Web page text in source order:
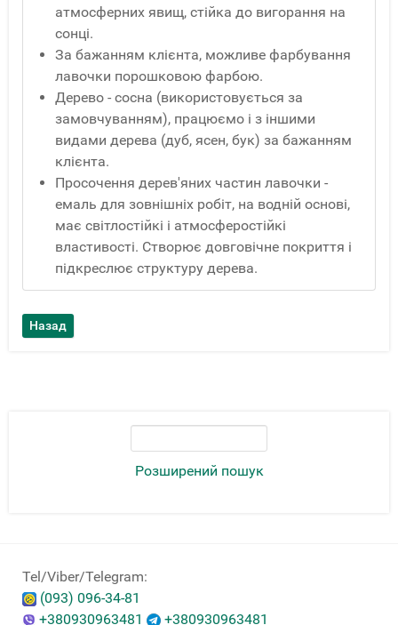
Розширений пошук
атмосферних явищ, стійка до вигорання на
сонці.
За бажанням клієнта, можливе фарбування
лавочки порошковою фарбою.
Дерево - сосна (використовується за
замовчуванням), працюємо і з іншими
видами дерева (дуб, ясен, бук) за бажанням
клієнта.
Просочення дерев'яних частин лавочки -
емаль для зовнішніх робіт, на водній основі,
має світлостійкі і атмосферостійкі
властивості. Створює довговічне покриття і
підкреслює структуру дерева.
Tel/Viber/Telegram:
(093) 096-34-81
+380930963481
+380930963481